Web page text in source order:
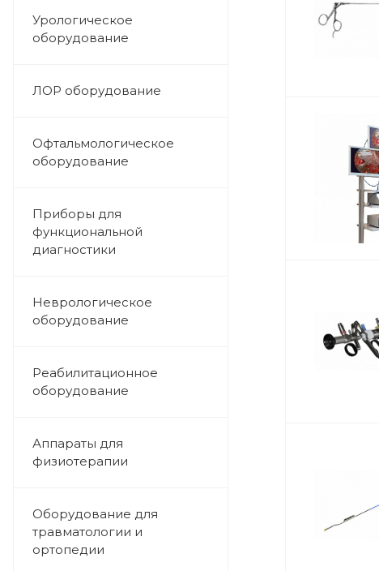
Урологическое
оборудование
ЛОР оборудование
Офтальмологическое
оборудование
Приборы для
функциональной
диагностики
Неврологическое
оборудование
Реабилитационное
оборудование
Аппараты для
физиотерапии
Оборудование для
травматологии и
ортопедии